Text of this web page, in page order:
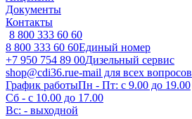
Документы
Контакты
8 800 333 60 60
8 800 333 60 60Единый номер
+7 950 754 89 00Дизельный сервис
shop@cdi36.rue-mail для всех вопросов
График работыПн - Пт: с 9.00 до 19.00
Сб - с 10.00 до 17.00
Вс: - выходной